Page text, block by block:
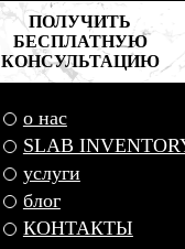
ПОЛУЧИТЬ
БЕСПЛАТНУЮ
КОНСУЛЬТАЦИЮ
о нас
SLAB
услуги
блог
КОНТАКТЫ